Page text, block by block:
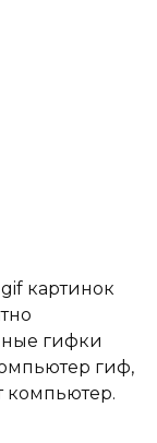
картинок
гифки
гиф,
компьютер.